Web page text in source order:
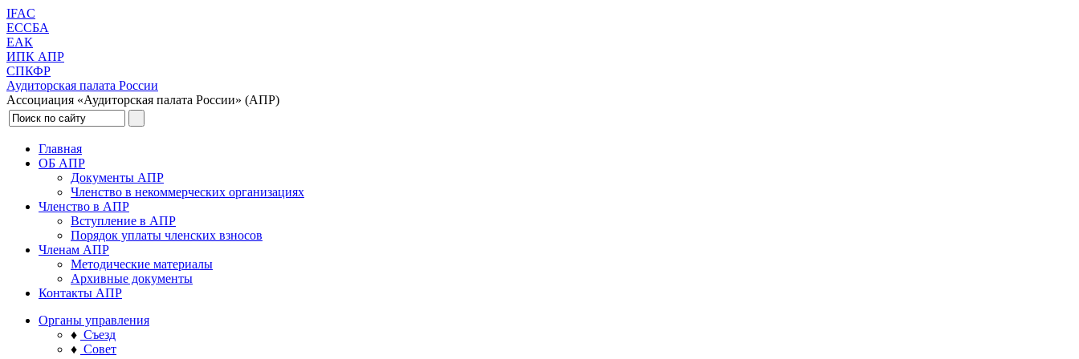
IFAC
ЕССБА
ЕАК
ИПК АПР
СПКФР
Аудиторская палата России
Ассоциация «Аудиторская палата России» (АПР)
Главная
ОБ АПР
Документы АПР
Членство в некоммерческих организациях
Членство в АПР
Вступление в АПР
Порядок уплаты членских взносов
Членам АПР
Методические материалы
Архивные документы
Контакты АПР
Органы управления
♦ Съезд
♦ Совет